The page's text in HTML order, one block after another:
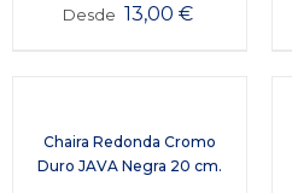
Desde 13,00 €
Chaira Redonda Cromo
Duro JAVA Negra 20 cm.